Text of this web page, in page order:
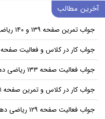
آخرین مطالب
جواب تمرین صفحه ۱۳۹ و ۱۴۰ ریاضی دهم
جواب کار در کلاس و فعالیت صفحه ۱۳۶ و ۱۳۷ و ۱۳۸ ریاضی دهم
جواب فعالیت صفحه ۱۳۳ ریاضی دهم
جواب کار در کلاس و تمرین صفحه ۱۳۱ ریاضی دهم
جواب فعالیت صفحه ۱۲۹ ریاضی دهم